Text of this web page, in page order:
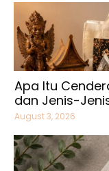
Apa Itu
dan Jenis-
August 3, 2026